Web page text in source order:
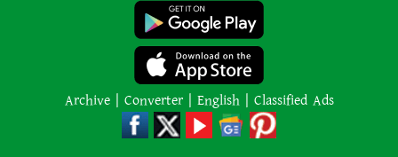
ইরানের বিরুদ্ধে হামলা স্থগিত ট্রাম্পের,
নতুন করে শান্তি আলোচনা শুরু
অজ্ঞাত কারণে অগ্নিকাণ্ডে একই
Archive | Converter | English | Classified Ads